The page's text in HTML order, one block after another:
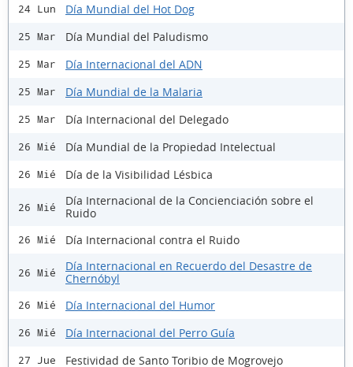
24 Lun Día Mundial del Hot Dog
25 Mar Día Mundial del Paludismo
25 Mar Día Internacional del ADN
25 Mar Día Mundial de la Malaria
25 Mar Día Internacional del Delegado
26 Mié Día Mundial de la Propiedad Intelectual
26 Mié Día de la Visibilidad Lésbica
26 Mié
Día Internacional de la Concienciación sobre el
Ruido
26 Mié Día Internacional contra el Ruido
26 Mié
Día Internacional en Recuerdo del Desastre de
Chernóbyl
26 Mié Día Internacional del Humor
26 Mié Día Internacional del Perro Guía
27 Jue Festividad de Santo Toribio de Mogrovejo